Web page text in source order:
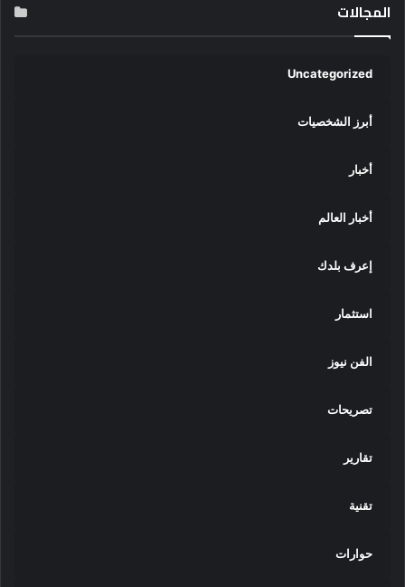
المجالات
Uncategorized
أبرز الشخصيات
أخبار
أخبار العالم
إعرف بلدك
استثمار
الفن نيوز
تصريحات
تقارير
تقنية
حوارات